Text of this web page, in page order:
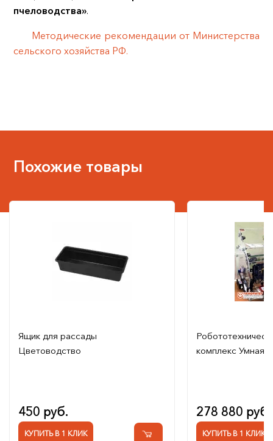
пчеловодства».
Методические рекомендации от Министерства
сельского хозяйства РФ.
Похожие товары
Ящик для рассады
Цветоводство
450 руб.
КУПИТЬ В 1 КЛИК
комплекс Умная
278 880 руб.
КУПИТЬ В 1 КЛИК